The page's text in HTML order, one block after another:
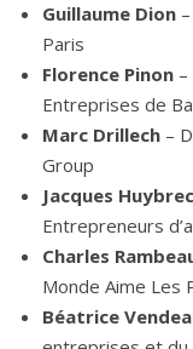
Guillaume Dion
Paris
Florence Pinon
Entreprises de
Marc Drillech –
Group
Jacques
Entrepreneurs
Charles
Monde Aime Les
Béatrice